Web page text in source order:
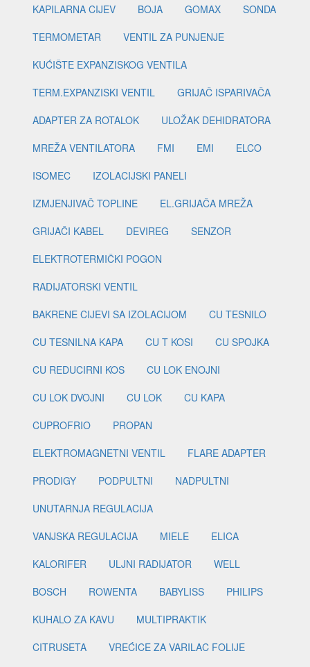
KAPILARNA CIJEV BOJA GOMAX
SONDA
TERMOMETAR
VENTIL ZA PUNJENJE
KUĆIŠTE EXPANZISKOG VENTILA
TERM.EXPANZISKI VENTIL
GRIJAČ ISPARIVAČA
ADAPTER ZA ROTALOK
ULOŽAK DEHIDRATORA
MREŽA VENTILATORA
FMI EMI
ELCO
ISOMEC
IZOLACIJSKI PANELI
IZMJENJIVAČ TOPLINE
EL.GRIJAČA MREŽA
GRIJAČI KABEL
DEVIREG
SENZOR
ELEKTROTERMIČKI POGON
RADIJATORSKI VENTIL
BAKRENE CIJEVI SA IZOLACIJOM
CU TESNILO
CU TESNILNA KAPA
CU T KOSI
CU SPOJKA
CU REDUCIRNI KOS
CU LOK ENOJNI
CU LOK DVOJNI
CU LOK
CU KAPA
CUPROFRIO
PROPAN
ELEKTROMAGNETNI VENTIL
FLARE ADAPTER
PRODIGY
PODPULTNI
NADPULTNI
UNUTARNJA REGULACIJA
VANJSKA REGULACIJA
MIELE
ELICA
KALORIFER
ULJNI RADIJATOR
WELL
BOSCH
ROWENTA BABYLISS
PHILIPS
KUHALO ZA KAVU
MULTIPRAKTIK
CITRUSETA
VREĆICE ZA VARILAC FOLIJE